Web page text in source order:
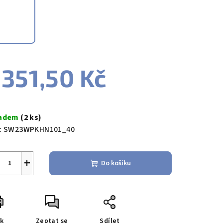
Kč
(2 ks)
SW23WPKHN101_40
+ Do košíku
Zeptat se Sdílet